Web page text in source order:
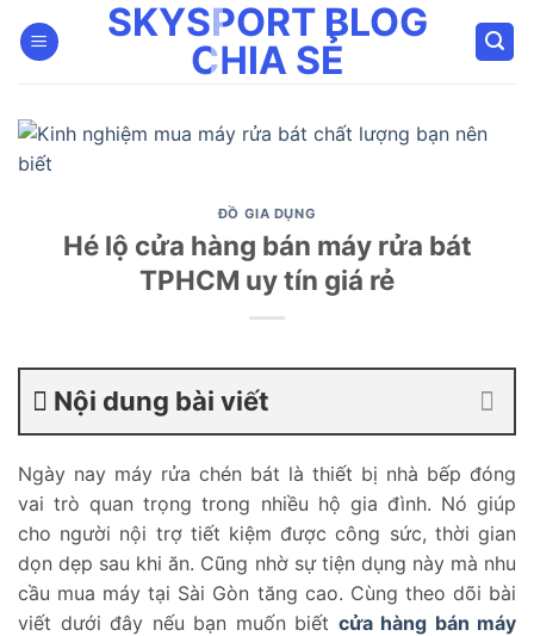
qua
SKYSPORT BLOG
CHIA SẺ
ĐỒ GIA DỤNG
Hé lộ cửa hàng bán máy rửa bát
TPHCM uy tín giá rẻ
Nội dung bài viết
Ngày nay máy rửa chén bát là thiết bị nhà bếp đóng
vai trò quan trọng trong nhiều hộ gia đình. Nó giúp
cho người nội trợ tiết kiệm được công sức, thời gian
dọn dẹp sau khi ăn. Cũng nhờ sự tiện dụng này mà nhu
cầu mua máy tại Sài Gòn tăng cao. Cùng theo dõi bài
viết dưới đây nếu bạn muốn biết cửa hàng bán máy